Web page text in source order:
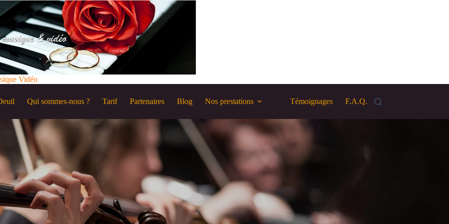
Vidéo
Qui sommes-nous ? Tarif Partenaires Blog Nos prestations Témoignages F.A.Q.